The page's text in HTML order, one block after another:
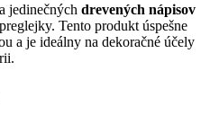
jedinečných drevených nápisov
Tento produkt úspešne
a je ideálny na dekoračné účely